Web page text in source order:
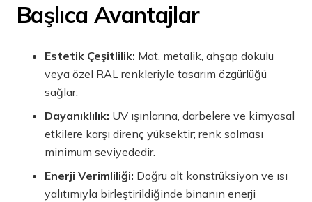
Başlıca Avantajlar
Estetik Çeşitlilik: Mat, metalik, ahşap dokulu
veya özel RAL renkleriyle tasarım özgürlüğü
sağlar.
Dayanıklılık: UV ışınlarına, darbelere ve kimyasal
etkilere karşı direnç yüksektir; renk solması
minimum seviyededir.
Enerji Verimliliği: Doğru alt konstrüksiyon ve ısı
yalıtımıyla birleştirildiğinde binanın enerji